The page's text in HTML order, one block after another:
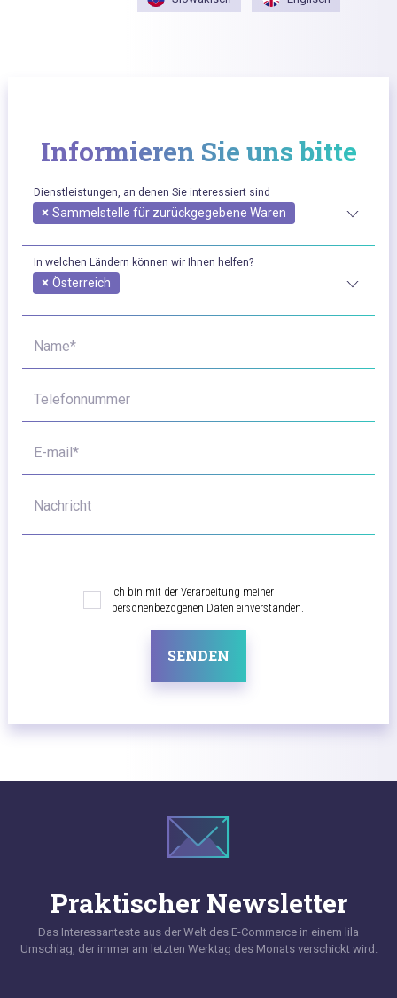
Informieren Sie uns bitte
Dienstleistungen, an denen Sie interessiert sind
× Sammelstelle für zurückgegebene Waren
In welchen Ländern können wir Ihnen helfen?
× Österreich
Name*
Telefonnummer
E-mail*
Nachricht
Ich bin mit der Verarbeitung meiner
personenbezogenen Daten einverstanden.
SENDEN
Praktischer Newsletter
Das Interessanteste aus der Welt des E-Commerce in einem lila
Umschlag, der immer am letzten Werktag des Monats verschickt wird.